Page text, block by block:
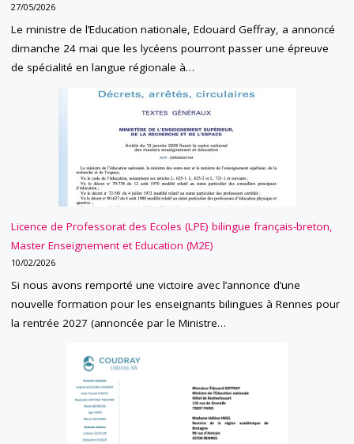
27/05/2026
Le ministre de l’Education nationale, Edouard Geffray, a annoncé
dimanche 24 mai que les lycéens pourront passer une épreuve
de spécialité en langue régionale à…
Licence de Professorat des Ecoles (LPE) bilingue français-breton,
Master Enseignement et Education (M2E)
10/02/2026
Si nous avons remporté une victoire avec l’annonce d’une
nouvelle formation pour les enseignants bilingues à Rennes pour
la rentrée 2027 (annoncée par le Ministre…